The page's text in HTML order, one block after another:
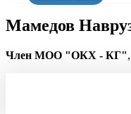
Мамедов
Член МОО "ОКХ - КГ"